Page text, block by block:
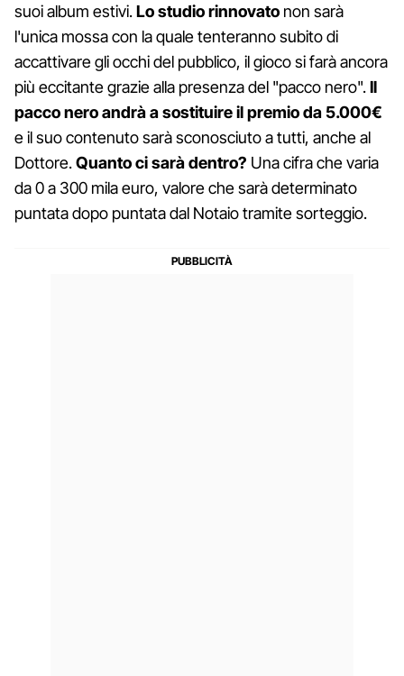
suoi album estivi.Lo studio rinnovato non sarà
l'unica mossa con la quale tenteranno subito di
accattivare gli occhi del pubblico, il gioco si farà ancora
più eccitante grazie alla presenza del "pacco nero".Il
pacco nero andrà a sostituire il premio da 5.000€
e il suo contenuto sarà sconosciuto a tutti, anche al
Dottore.Quanto ci sarà dentro? Una cifra che varia
da 0 a 300 mila euro, valore che sarà determinato
puntata dopo puntata dal Notaio tramite sorteggio.